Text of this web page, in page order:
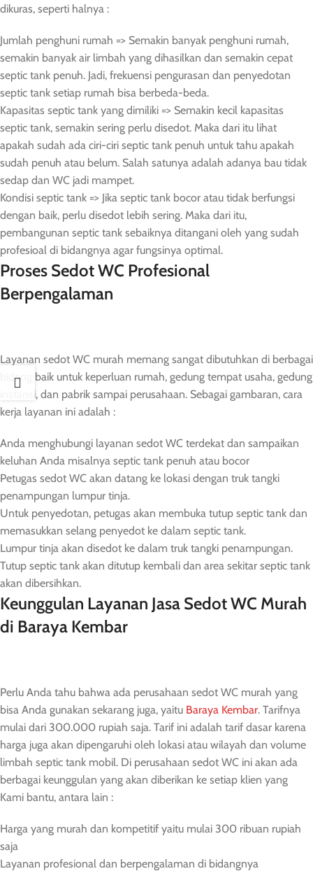
dikuras, seperti halnya :
Jumlah penghuni rumah => Semakin banyak penghuni rumah,
semakin banyak air limbah yang dihasilkan dan semakin cepat
septic tank penuh. Jadi, frekuensi pengurasan dan penyedotan
septic tank setiap rumah bisa berbeda-beda.
Kapasitas septic tank yang dimiliki => Semakin kecil kapasitas
septic tank, semakin sering perlu disedot. Maka dari itu lihat
apakah sudah ada ciri-ciri septic tank penuh untuk tahu apakah
sudah penuh atau belum. Salah satunya adalah adanya bau tidak
sedap dan WC jadi mampet.
Kondisi septic tank => Jika septic tank bocor atau tidak berfungsi
dengan baik, perlu disedot lebih sering. Maka dari itu,
pembangunan septic tank sebaiknya ditangani oleh yang sudah
profesioal di bidangnya agar fungsinya optimal.
Proses Sedot WC Profesional
Berpengalaman
Layanan sedot WC murah memang sangat dibutuhkan di berbagai
bidang baik untuk keperluan rumah, gedung tempat usaha, gedung
instansi, dan pabrik sampai perusahaan. Sebagai gambaran, cara
kerja layanan ini adalah :
Anda menghubungi layanan sedot WC terdekat dan sampaikan
keluhan Anda misalnya septic tank penuh atau bocor
Petugas sedot WC akan datang ke lokasi dengan truk tangki
penampungan lumpur tinja.
Untuk penyedotan, petugas akan membuka tutup septic tank dan
memasukkan selang penyedot ke dalam septic tank.
Lumpur tinja akan disedot ke dalam truk tangki penampungan.
Tutup septic tank akan ditutup kembali dan area sekitar septic tank
akan dibersihkan.
Keunggulan Layanan Jasa Sedot WC Murah
di Baraya Kembar
Perlu Anda tahu bahwa ada perusahaan sedot WC murah yang
bisa Anda gunakan sekarang juga, yaitu Baraya Kembar. Tarifnya
mulai dari 300.000 rupiah saja. Tarif ini adalah tarif dasar karena
harga juga akan dipengaruhi oleh lokasi atau wilayah dan volume
limbah septic tank mobil. Di perusahaan sedot WC ini akan ada
berbagai keunggulan yang akan diberikan ke setiap klien yang
Kami bantu, antara lain :
Harga yang murah dan kompetitif yaitu mulai 300 ribuan rupiah
saja
Layanan profesional dan berpengalaman di bidangnya